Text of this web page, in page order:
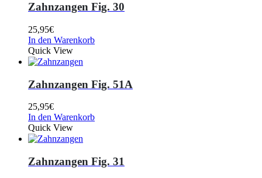
Zahnzangen Fig. 30
25,95€
In den Warenkorb
Quick View
Zahnzangen Fig. 51A
25,95€
In den Warenkorb
Quick View
Zahnzangen Fig. 31